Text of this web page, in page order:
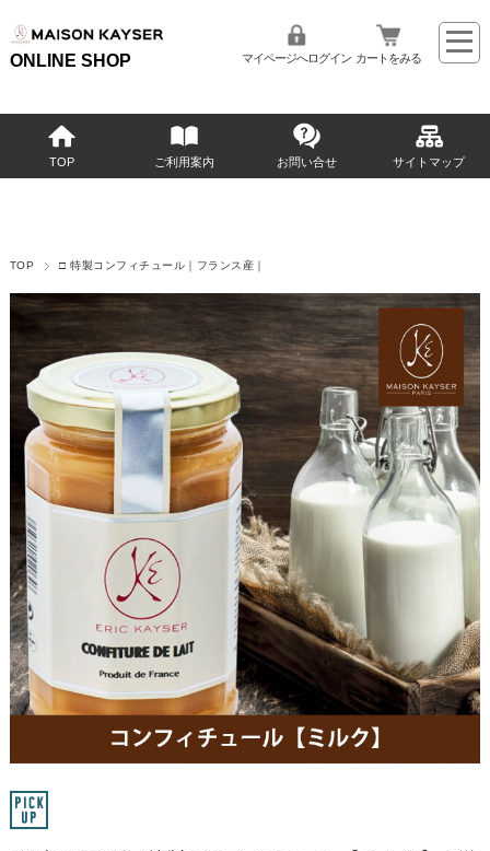
ONLINE SHOP マイページへログイン カートをみる
TOP ご利用案内 お問い合せ サイトマップ
TOP □ 特製コンフィチュール｜フランス産｜